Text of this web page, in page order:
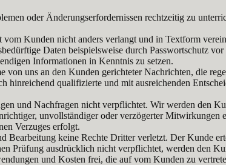
oder Änderungserfordernissen rechtzeitig zu
Kunden nicht anders verlangt und in Textform
Daten beispielsweise durch Passwortschutz
Informationen in Kenntnis zu setzen.
uns an den Kunden gerichteter Nachrichten, die
qualifizierte und mit ausreichenden
und Nachfragen nicht verpflichtet. Wir werden den
unvollständiger oder verzögerter Mitwirkungen
Verzuges erfolgt.
keine Rechte Dritter verletzt. Der Kunde
Prüfung ausdrücklich nicht verpflichtet, werden den
und Kosten frei, die auf vom Kunden zu